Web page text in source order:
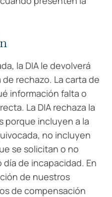
la DIA le devolverá
rechazo. La carta de
información falta o
La DIA rechaza la
porque incluyen a la
no incluyen
se solicitan o no
de incapacidad. En
de nuestros
de compensación